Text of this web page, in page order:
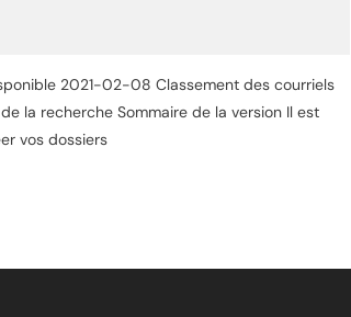
2021-02-08 Classement des courriels
la recherche Sommaire de la version Il est
vos dossiers